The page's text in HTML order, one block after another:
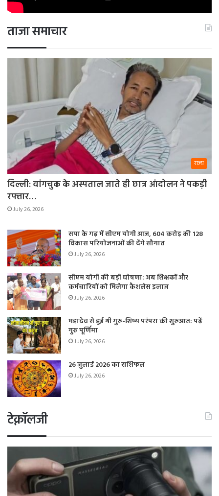
ताजा समाचार
राज्य
दिल्ली: वांगचुक के अस्पताल जाते ही छात्र आंदोलन ने पकड़ी
रफ्तार…
July 26, 2026
सपा के गढ़ में सीएम योगी आज, 604 करोड़ की 128
विकास परियोजनाओं की देंगे सौगात
July 26, 2026
सीएम योगी की बड़ी घोषणा: अब शिक्षकों और
कर्मचारियों को मिलेगा कैशलेस इलाज
July 26, 2026
महादेव से हुई थी गुरु-शिष्य परंपरा की शुरुआत: पढ़ें
गुरु पूर्णिमा
July 26, 2026
26 जुलाई 2026 का राशिफल
July 26, 2026
टेक्नॉलजी